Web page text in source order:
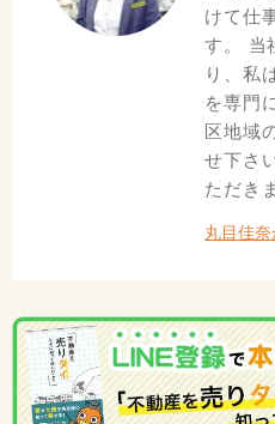
けて仕
す。 当
り、私
を専門
区地域
せ下さ
ただき
丸目佳